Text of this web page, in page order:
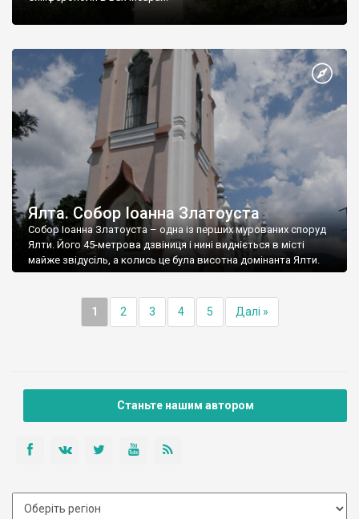
Ялта. Собор Іоанна Златоуста
Собор Іоанна Златоуста – одна із перших мурованих споруд
Ялти. Його 45-метрова дзвіниця і нині видніється в місті
майже звідусіль, а колись це була висотна домінанта Ялти.
1 2 3 4 5 Далі »
Станьте нашим автором